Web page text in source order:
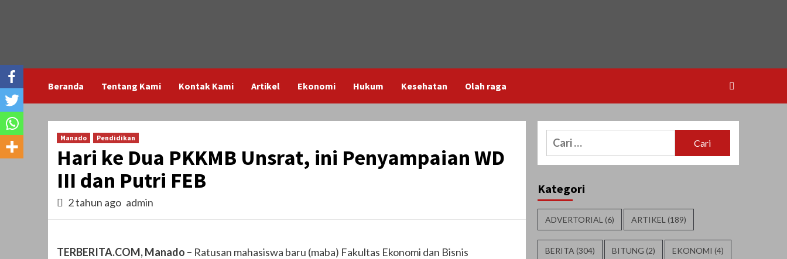
Beranda Tentang Kami Kontak Kami Artikel Ekonomi Hukum Kesehatan Olah raga
Manado Pendidikan
Hari ke Dua PKKMB Unsrat, ini Penyampaian WD
III dan Putri FEB
2 tahun ago admin
TERBERITA.COM, Manado – Ratusan mahasiswa baru (maba) Fakultas Ekonomi dan Bisnis
Cari
untuk:
Kategori
ADVERTORIAL (6) ARTIKEL (189)
BERITA (304) BITUNG (2) EKONOMI (4)